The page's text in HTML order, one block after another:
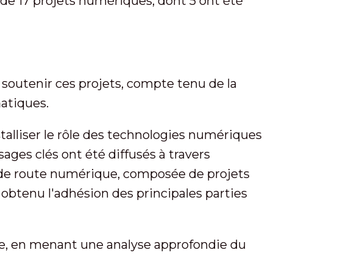
ces projets, compte tenu de la
le rôle des technologies numériques
clés ont été diffusés à travers
route numérique, composée de projets
l'adhésion des principales parties
en menant une analyse approfondie du